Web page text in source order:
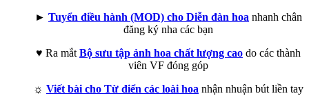
► Tuyển điều hành (MOD) cho Diễn đàn hoa nhanh chân
đăng ký nha các bạn
♥ Ra mắt Bộ sưu tập ảnh hoa chất lượng cao do các thành
viên VF đóng góp
☼ Viết bài cho Từ điển các loài hoa nhận nhuận bút liền tay